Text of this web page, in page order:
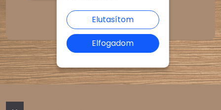
Elutasítom
Elfogadom